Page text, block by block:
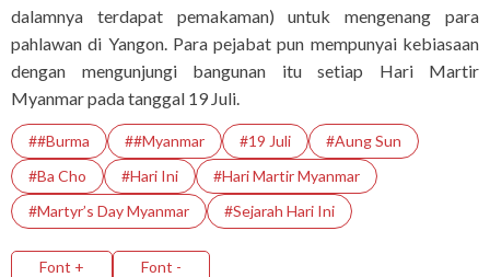
dalamnya terdapat pemakaman) untuk mengenang para
pahlawan di Yangon. Para pejabat pun mempunyai kebiasaan
dengan mengunjungi bangunan itu setiap Hari Martir
Myanmar pada tanggal 19 Juli.
##Burma ##Myanmar #19 Juli
#Aung Sun
#Ba Cho
#Hari Ini
#Hari Martir Myanmar
#Martyr’s Day Myanmar
#Sejarah Hari Ini
Font + Font -